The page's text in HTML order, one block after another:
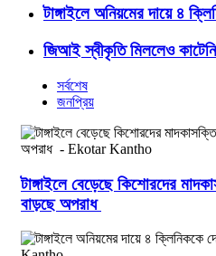
টাঙ্গাইলে অনিয়মের দায়ে ৪
জিআই স্বীকৃতি মিললেও
সর্বশেষ
জনপ্রিয়
টাঙ্গাইলে বেড়েছে কিশোরদের
বাড়ছে অপরাধ